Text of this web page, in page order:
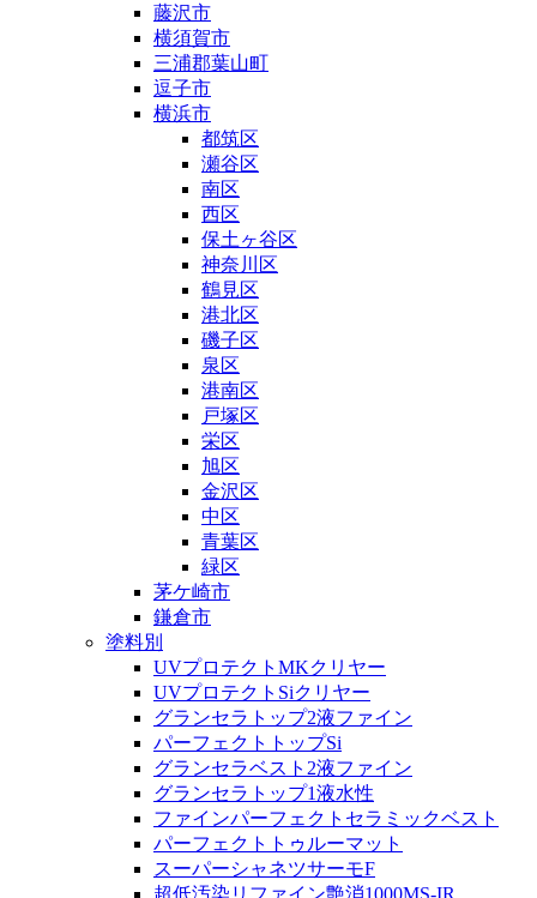
藤沢市
横須賀市
三浦郡葉山町
逗子市
横浜市
都筑区
瀬谷区
南区
西区
保土ヶ谷区
神奈川区
鶴見区
港北区
磯子区
泉区
港南区
戸塚区
栄区
旭区
金沢区
中区
青葉区
緑区
茅ケ崎市
鎌倉市
塗料別
UVプロテクトMKクリヤー
UVプロテクトSiクリヤー
グランセラトップ2液ファイン
パーフェクトトップSi
グランセラベスト2液ファイン
グランセラトップ1液水性
ファインパーフェクトセラミックベスト
パーフェクトトゥルーマット
スーパーシャネツサーモF